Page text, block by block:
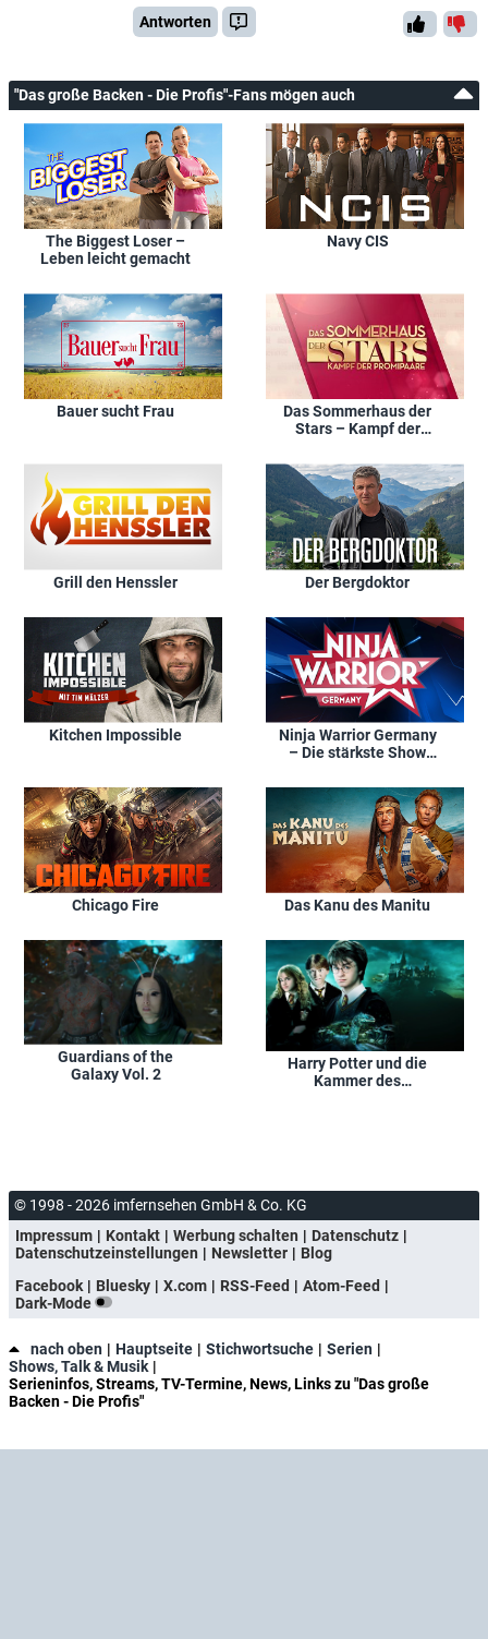
Antworten
"Das große Backen - Die Profis"-Fans mögen auch
The Biggest Loser –
Leben leicht gemacht
Navy CIS
Bauer sucht Frau
Das Sommerhaus der
Stars – Kampf der
Grill den Henssler Der Bergdoktor
Kitchen Impossible
Ninja Warrior Germany
– Die stärkste Show
Chicago Fire Das Kanu des Manitu
Guardians of the
Galaxy Vol. 2
Harry Potter und die
Kammer des
© 1998 - 2026 imfernsehen GmbH & Co. KG
Impressum
Kontakt Werbung schalten
Datenschutz
Datenschutzeinstellungen
Newsletter
Blog
Facebook
Bluesky X.com RSS-Feed
Atom-Feed
Dark-Mode
nach oben Hauptseite Stichwortsuche
Serien
Shows, Talk & Musik
Serieninfos, Streams, TV-Termine, News, Links zu "Das große
Backen - Die Profis"